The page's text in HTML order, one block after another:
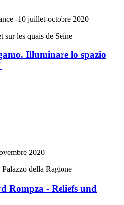
-10 juillet-octobre 2020
sur les quais de Seine
Illuminare lo spazio
2020
della Ragione
Rompza - Reliefs und